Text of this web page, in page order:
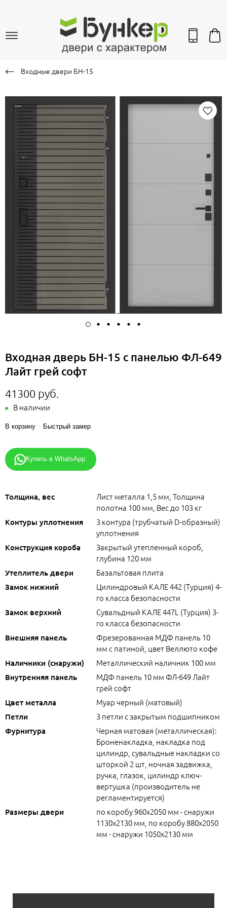
Входные двери БН-15
Входная дверь БН-15 с панелью ФЛ-649
Лайт грей софт
41300 руб.
В наличии
В корзину Быстрый замер
Купить в WhatsApp
Толщина, вес
Лист металла 1,5 мм, Толщина
полотна 100 мм, Вес до 103 кг
Контуры уплотнения
3 контура (трубчатый D-образный)
уплотнения
Конструкция короба
Закрытый утепленный короб,
глубина 120 мм
Утеплитель двери Базальтовая плита
Замок нижний
Цилиндровый КАЛЕ 442 (Турция) 4-
го класса безопасности
Замок верхний
Сувальдный КАЛЕ 447L (Турция) 3-
го класса безопасности
Внешняя панель
Фрезерованная МДФ панель 10
мм с патиной, цвет Веллюто кофе
Наличники (снаружи) Металлический наличник 100 мм
Внутренняя панель
МДФ панель 10 мм ФЛ-649 Лайт
грей софт
Цвет металла Муар черный (матовый)
Петли 3 петли с закрытым подшипником
Фурнитура
Черная матовая (металлическая):
Броненакладка, накладка под
цилиндр, сувальдные накладки со
шторкой 2 шт, ночная задвижка,
ручка, глазок, цилиндр ключ-
вертушка (производитель не
регламентируется)
Размеры двери
по коробу 960х2050 мм - снаружи
1130х2130 мм, по коробу 880х2050
мм - снаружи 1050х2130 мм